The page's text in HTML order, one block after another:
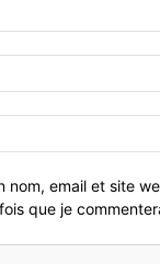
nom, email et site
que je